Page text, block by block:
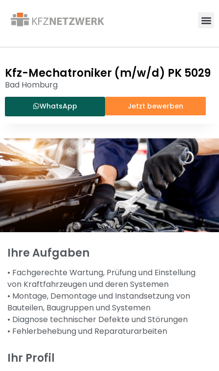
Kfz-Mechatroniker (m/w/d) PK 5029
Bad Homburg
WhatsApp Jetzt bewerben
Ihre Aufgaben
• Fachgerechte Wartung, Prüfung und Einstellung
von Kraftfahrzeugen und deren Systemen
• Montage, Demontage und Instandsetzung von
Bauteilen, Baugruppen und Systemen
• Diagnose technischer Defekte und Störungen
• Fehlerbehebung und Reparaturarbeiten
Ihr Profil